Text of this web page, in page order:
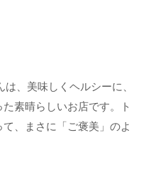
は、美味しくヘルシーに、
素晴らしいお店です。ト
、まさに「ご褒美」のよ